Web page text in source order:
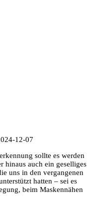
12-07
sollte es werden
hinaus auch ein geselliges
uns in den vergangenen
hatten – sei es
beim Maskennähen